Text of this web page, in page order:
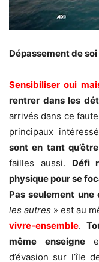
Dépassement de
Sensibiliser oui
rentrer dans les
arrivés dans ce
principaux
sont en tant
failles aussi. Défi
physique pour se
Pas seulement
les autres » est au
vivre-ensemble.
même enseigneet
d’évasion sur l’île